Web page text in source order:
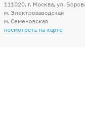
111020, г. Москва, ул.
м. Электрозаводская
м. Семеновская
посмотреть на карте